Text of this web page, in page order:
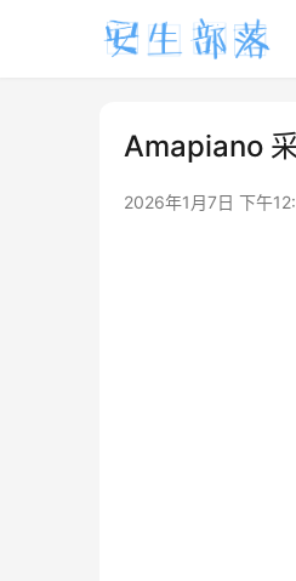
Amapiano
2026年1月7日 下午